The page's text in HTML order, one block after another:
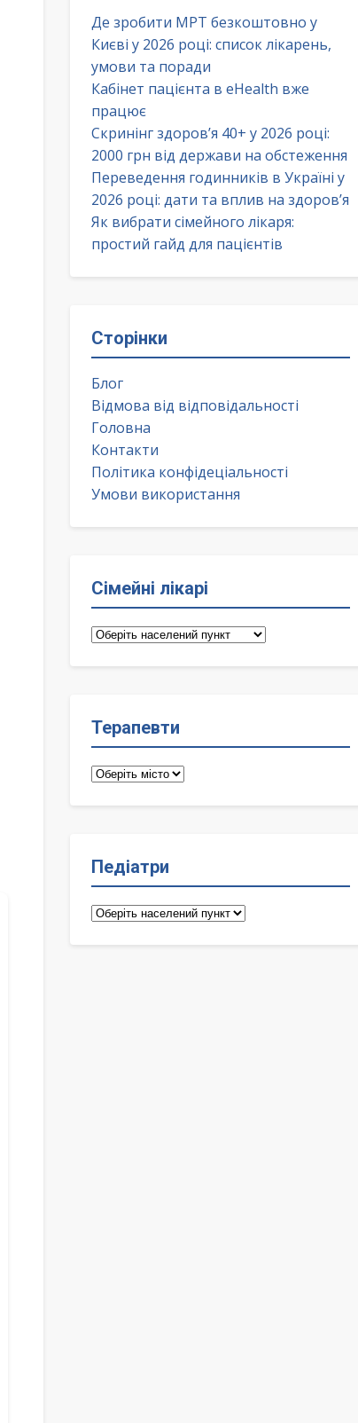
Де зробити МРТ безкоштовно у
Києві у 2026 році: список лікарень,
умови та поради
Кабінет пацієнта в eHealth вже
працює
Скринінг здоров’я 40+ у 2026 році:
2000 грн від держави на обстеження
Переведення годинників в Україні у
2026 році: дати та вплив на здоров’я
Як вибрати сімейного лікаря:
простий гайд для пацієнтів
Сторінки
Блог
Відмова від відповідальності
Головна
Контакти
Політика конфідеціальності
Умови використання
Сімейні лікарі
Сімейні
Терапевти
Терапевти
Педіатри
Педіатри